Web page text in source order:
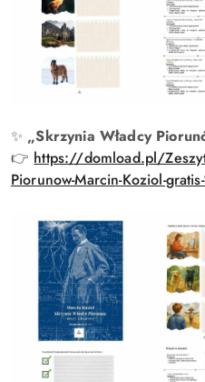
✨ „Skrzynia Władcy
👉 https://domload.pl/
Piorunow-Marcin-Koziol-